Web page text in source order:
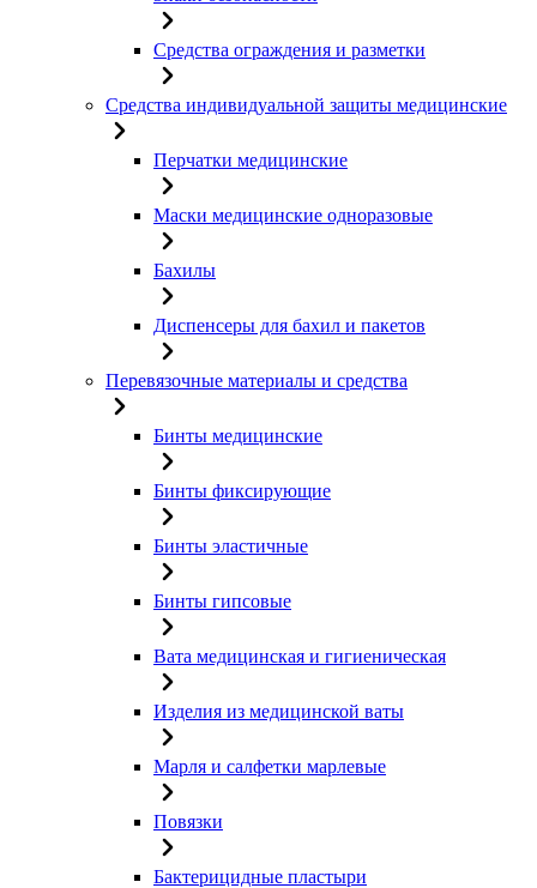
Средства ограждения и разметки
Средства индивидуальной защиты медицинские
Перчатки медицинские
Маски медицинские одноразовые
Бахилы
Диспенсеры для бахил и пакетов
Перевязочные материалы и средства
Бинты медицинские
Бинты фиксирующие
Бинты эластичные
Бинты гипсовые
Вата медицинская и гигиеническая
Изделия из медицинской ваты
Марля и салфетки марлевые
Повязки
Бактерицидные пластыри